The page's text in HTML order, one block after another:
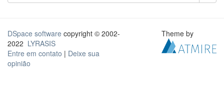
DSpace software copyright © 2002-
2022 LYRASIS
Entre em contato | Deixe sua
opinião
Theme by